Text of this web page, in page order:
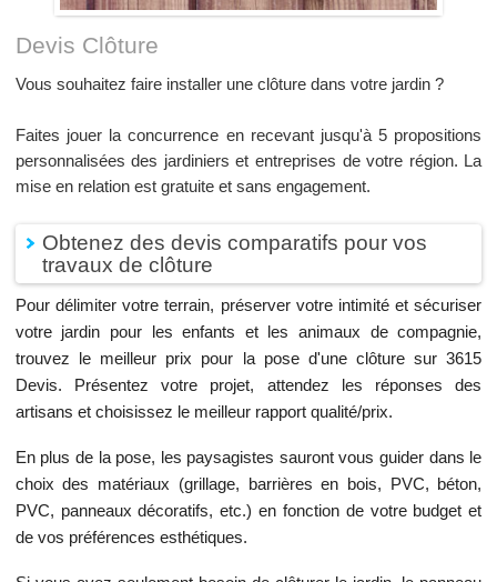
Devis Clôture
Vous souhaitez faire installer une clôture dans votre jardin ?
Faites jouer la concurrence en recevant jusqu'à 5 propositions
personnalisées des jardiniers et entreprises de votre région. La
mise en relation est gratuite et sans engagement.
Obtenez des devis comparatifs pour vos
travaux de clôture
Pour délimiter votre terrain, préserver votre intimité et sécuriser
votre jardin pour les enfants et les animaux de compagnie,
trouvez le meilleur prix pour la pose d'une clôture sur 3615
Devis. Présentez votre projet, attendez les réponses des
artisans et choisissez le meilleur rapport qualité/prix.
En plus de la pose, les paysagistes sauront vous guider dans le
choix des matériaux (grillage, barrières en bois, PVC, béton,
PVC, panneaux décoratifs, etc.) en fonction de votre budget et
de vos préférences esthétiques.